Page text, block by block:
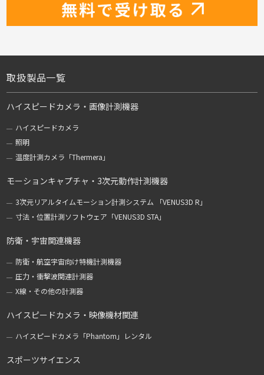
取扱製品一覧
ハイスピードカメラ・画像計測機器
ハイスピードカメラ
照明
温度計測カメラ「Thermera」
モーションキャプチャ・3次元動作計測機器
3次元リアルタイムモーション計測システム 「VENUS3D R」
寸法・位置計測ソフトウェア「VENUS3D STA」
防衛・宇宙関連機器
防衛・航空宇宙向け特機計測機器
圧力・衝撃波関連計測器
X線・その他の計測器
ハイスピードカメラ・映像機材関連
ハイスピードカメラ「Phantom」レンタル
スポーツサイエンス